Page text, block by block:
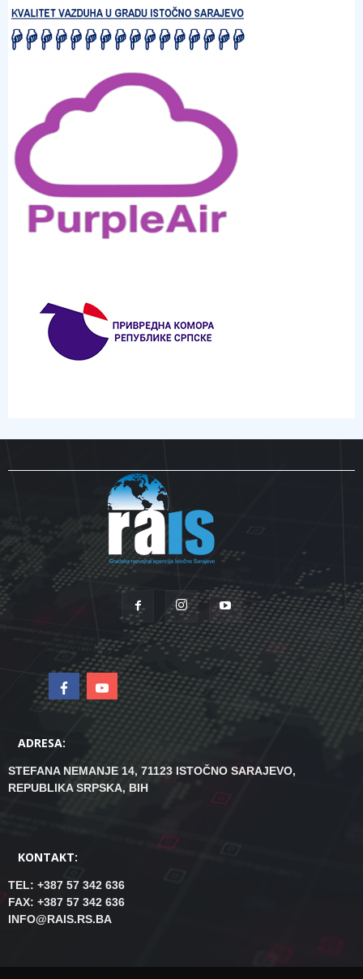
ADRESA:
STEFANA NEMANJE 14, 71123 ISTOČNO SARAJEVO,
REPUBLIKA SRPSKA, BIH
KONTAKT:
TEL: +387 57 342 636
FAX: +387 57 342 636
INFO@RAIS.RS.BA